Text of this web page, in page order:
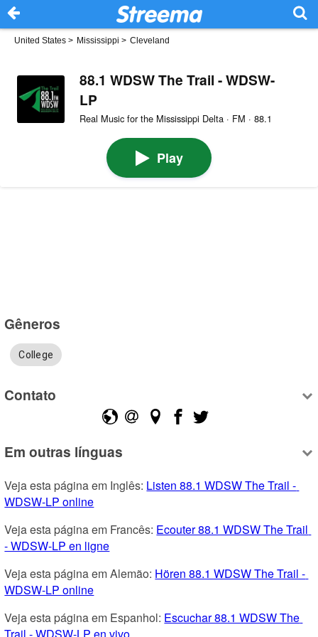
United States > Mississippi > Cleveland
88.1 WDSW The Trail - WDSW-
LP
Real Music for the Mississippi Delta · FM · 88.1
Play
Gêneros
College
Contato
Em outras línguas
Veja esta página em Inglês: Listen 88.1 WDSW The Trail -
WDSW-LP online
Veja esta página em Francês: Ecouter 88.1 WDSW The Trail
- WDSW-LP en ligne
Veja esta página em Alemão: Hören 88.1 WDSW The Trail -
WDSW-LP online
Veja esta página em Espanhol: Escuchar 88.1 WDSW The
Trail - WDSW-LP en vivo